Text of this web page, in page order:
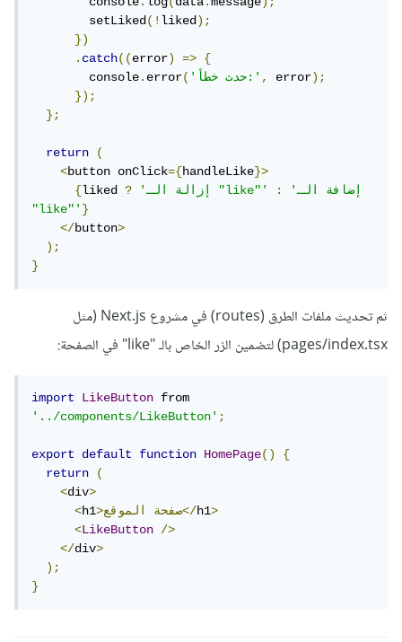
        setLiked
(!liked);
})
.catch((error) =>
{
        console
.error( 'حدث خطأ:', error);
});
};
return
(
<button onClick={handleLike}>
{liked ? 'إزالة الـ "like"' :
'إضافة الـ
"like"'}
</button>
);
}
ثم تحديث ملفات الطرق (routes) في مشروع Next.js (مثل
pages/index.tsx) لتضمين الزر الخاص بالـ "like" في الصفحة:
import LikeButton
'../components/LikeButton';
export default function HomePage()
{
return
(
<div>
<h1 >صفحةالموقع</h1>
<LikeButton
/>
</div>
);
}